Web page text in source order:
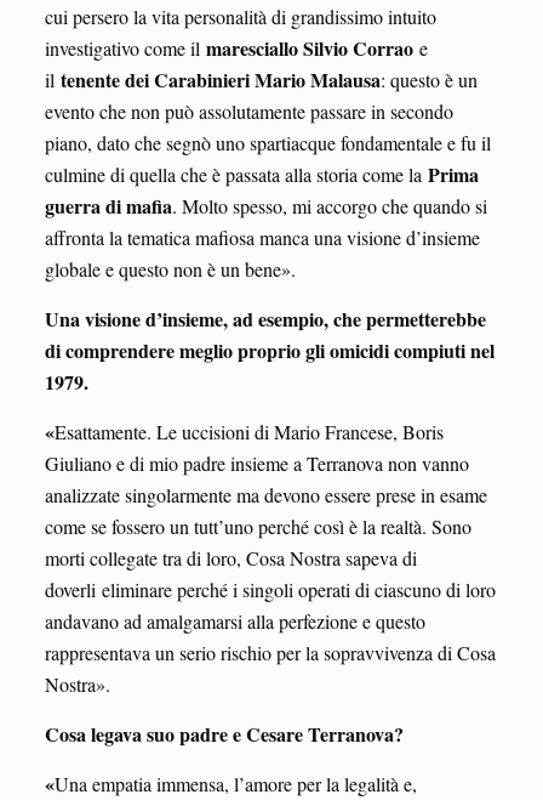
cui persero la vita personalità di grandissimo intuito
investigativo come il maresciallo Silvio Corraoe
il tenente dei Carabinieri Mario Malausa: questo è un
evento che non può assolutamente passare in secondo
piano, dato che segnò uno spartiacque fondamentale e fu il
culmine di quella che è passata alla storia come la Prima
guerra di mafia. Molto spesso, mi accorgo che quando si
affronta la tematica mafiosa manca una visione d’insieme
globale e questo non è un bene».
Una visione d’insieme, ad esempio, che permetterebbe
di comprendere meglio proprio gli omicidi compiuti nel
1979.
«Esattamente. Le uccisioni di Mario Francese, Boris
Giuliano e di mio padre insieme a Terranova non vanno
analizzate singolarmente ma devono essere prese in esame
come se fossero un tutt’uno perché così è la realtà. Sono
morti collegate tra di loro, Cosa Nostra sapeva di
doverli eliminare perché i singoli operati di ciascuno di loro
andavano ad amalgamarsi alla perfezione e questo
rappresentava un serio rischio per la sopravvivenza di Cosa
Nostra».
Cosa legava suo padre e Cesare Terranova?
«Una empatia immensa, l’amore per la legalità e,